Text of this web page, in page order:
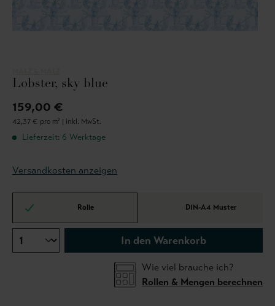
Lobster, sky blue
159,00 €
42,37 € pro m² | inkl. MwSt.
Lieferzeit: 6 Werktage
Versandkosten anzeigen
Rolle DIN-A4 Muster
In den Warenkorb
Wie viel brauche ich?
Rollen & Mengen berechnen